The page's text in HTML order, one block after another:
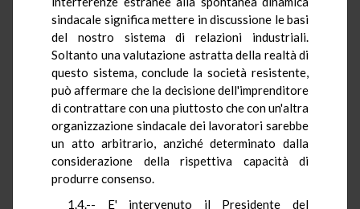
sindacale significa mettere in discussione le basi
del nostro sistema di relazioni industriali.
Soltanto una valutazione astratta della realtà di
questo sistema, conclude la società resistente,
può affermare che la decisione dell'imprenditore
di contrattare con una piuttosto che con un'altra
organizzazione sindacale dei lavoratori sarebbe
un atto arbitrario, anziché determinato dalla
considerazione della rispettiva capacità di
produrre consenso.
1.4.-- E' intervenuto il Presidente del